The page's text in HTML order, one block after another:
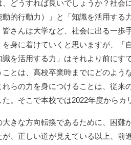
、どうすれば良いでしょうか？社会
動的行動力）」と「知識を活用する
皆さんは大学など、社会に出る一歩
を身に着けていくと思いますが、「
識を活用する力」はそれより前にす
ことは、高校卒業時までにどのよう
れらの力を身につけることは、従来
た。そこで本校では2022年度からカ
大きな方向転換であるために、困難
が、正しい道が見えている以上、前